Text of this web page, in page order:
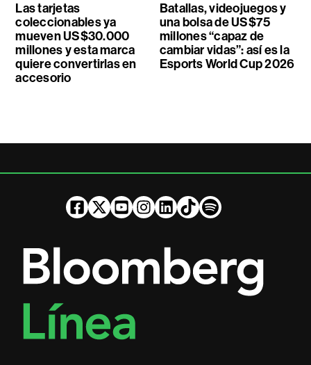
Las tarjetas
coleccionables ya
mueven US$30.000
millones y esta marca
quiere convertirlas en
accesorio
Batallas, videojuegos y
una bolsa de US$75
millones “capaz de
cambiar vidas”: así es la
Esports World Cup 2026